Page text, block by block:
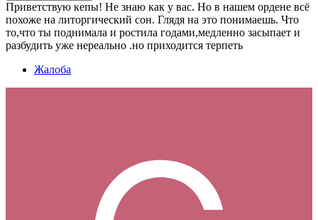
Приветствую кепы! Не знаю как у вас. Но в нашем ордене всё
похоже на литоргический сон. Глядя на это понимаешь. Что
то,что ты поднимала и ростила годами,медленно засыпает и
разбудить уже нереально .но приходится терпеть
Жалоба